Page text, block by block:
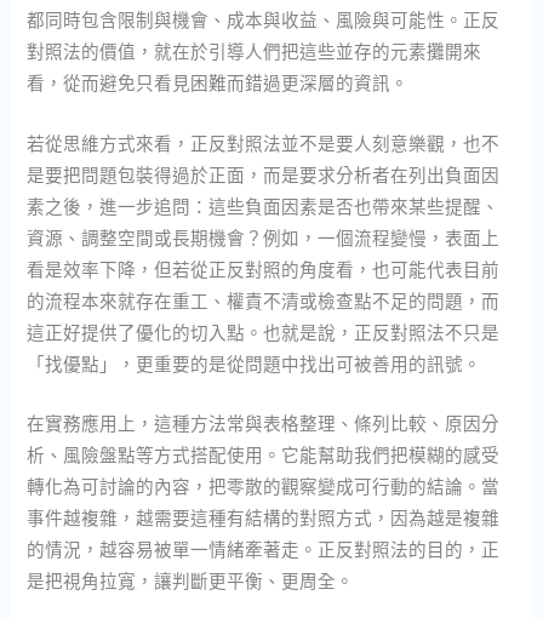
都同時包含限制與機會、成本與收益、風險與可能性。正反
對照法的價值，就在於引導人們把這些並存的元素攤開來
看，從而避免只看見困難而錯過更深層的資訊。
若從思維方式來看，正反對照法並不是要人刻意樂觀，也不
是要把問題包裝得過於正面，而是要求分析者在列出負面因
素之後，進一步追問：這些負面因素是否也帶來某些提醒、
資源、調整空間或長期機會？例如，一個流程變慢，表面上
看是效率下降，但若從正反對照的角度看，也可能代表目前
的流程本來就存在重工、權責不清或檢查點不足的問題，而
這正好提供了優化的切入點。也就是說，正反對照法不只是
「找優點」，更重要的是從問題中找出可被善用的訊號。
在實務應用上，這種方法常與表格整理、條列比較、原因分
析、風險盤點等方式搭配使用。它能幫助我們把模糊的感受
轉化為可討論的內容，把零散的觀察變成可行動的結論。當
事件越複雜，越需要這種有結構的對照方式，因為越是複雜
的情況，越容易被單一情緒牽著走。正反對照法的目的，正
是把視角拉寬，讓判斷更平衡、更周全。